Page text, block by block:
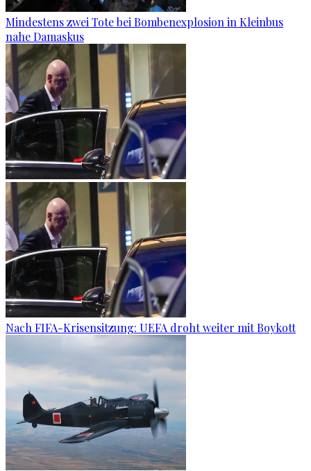
Mindestens zwei Tote bei Bombenexplosion in Kleinbus
nahe Damaskus
Nach FIFA-Krisensitzung: UEFA droht weiter mit Boykott